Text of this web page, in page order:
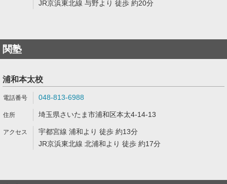
JR京浜東北線 与野より 徒歩 約20分
関塾
浦和本太校
048-813-6988
埼玉県さいたま市浦和区本太4-14-13
宇都宮線 浦和より 徒歩 約13分
JR京浜東北線 北浦和より 徒歩 約17分